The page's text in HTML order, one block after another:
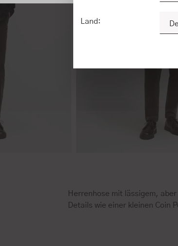
Herrenhose mit lässigem,
Details wie einer kleinen Coin
Land: